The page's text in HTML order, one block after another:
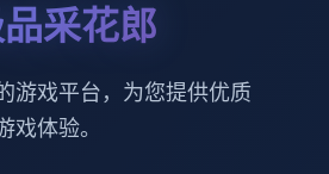
采花郎
游戏平台，为您提供优质
戏体验。